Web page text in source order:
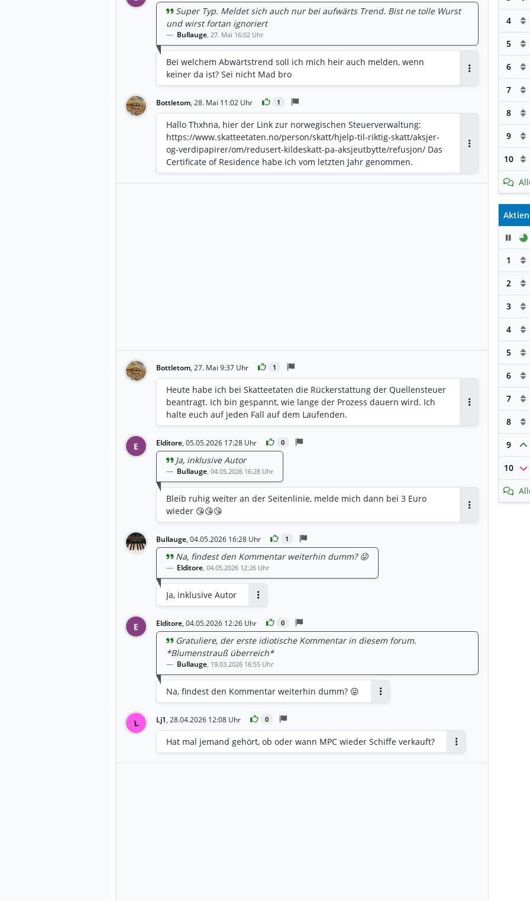
Super Typ. Meldet sich auch nur bei aufwärts Trend. Bist ne tolle Wurst
und wirst fortan ignoriert
Bullauge, 27. Mai 16:02 Uhr
Bei welchem Abwärtstrend soll ich mich heir auch melden, wenn
keiner da ist? Sei nicht Mad bro
Antworten
Bottletom, 28. Mai 11:02 Uhr 1
Hallo Thxhna, hier der Link zur norwegischen Steuerverwaltung:
https://www.skatteetaten.no/person/skatt/hjelp-til-riktig-skatt/aksjer-
og-verdipapirer/om/redusert-kildeskatt-pa-aksjeutbytte/refusjon/ Das
Certificate of Residence habe ich vom letzten Jahr genommen.
Bottletom, 27. Mai 9:37 Uhr 1
Heute habe ich bei Skatteetaten die Rückerstattung der Quellensteuer
beantragt. Ich bin gespannt, wie lange der Prozess dauern wird. Ich
halte euch auf jeden Fall auf dem Laufenden.
Antworten
E Elditore, 05.05.2026 17:28 Uhr 0
Ja, inklusive Autor
Bullauge, 04.05.2026 16:28 Uhr
Bleib ruhig weiter an der Seitenlinie, melde mich dann bei 3 Euro
wieder 😘😘😘
Bullauge, 04.05.2026 16:28 Uhr 1
Na, findest den Kommentar weiterhin dumm? 😜
Elditore, 04.05.2026 12:26 Uhr
Ja, inklusive Autor
E Elditore, 04.05.2026 12:26 Uhr 0
Gratuliere, der erste idiotische Kommentar in diesem forum.
*Blumenstrauß überreich*
Bullauge, 19.03.2026 16:55 Uhr
Na, findest den Kommentar weiterhin dumm? 😜
L Lj1, 28.04.2026 12:08 Uhr 0
Hat mal jemand gehört, ob oder wann MPC wieder Schiffe verkauft?
4
5
6
7
8
9
10
Aktien
1
2
3
4
5
6
7
8
9
10